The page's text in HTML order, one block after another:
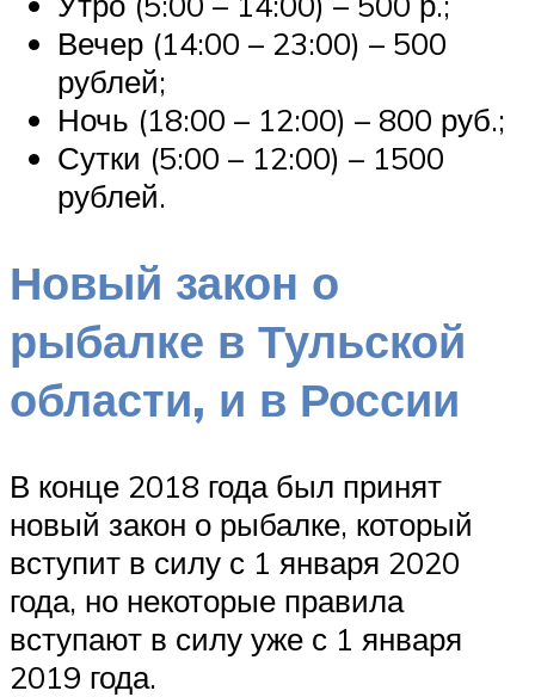
Вечер (14:00 – 23:00) – 500
рублей;
Ночь (18:00 – 12:00) – 800 руб.;
Сутки (5:00 – 12:00) – 1500
рублей.
Новый закон о
рыбалке в Тульской
области, и в России
В конце 2018 года был принят
новый закон о рыбалке, который
вступит в силу с 1 января 2020
года, но некоторые правила
вступают в силу уже с 1 января
2019 года.